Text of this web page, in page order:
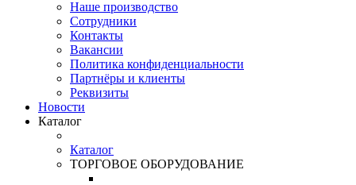
Наше производство
Сотрудники
Контакты
Вакансии
Политика конфиденциальности
Партнёры и клиенты
Реквизиты
Новости
Каталог
Каталог
ТОРГОВОЕ ОБОРУДОВАНИЕ